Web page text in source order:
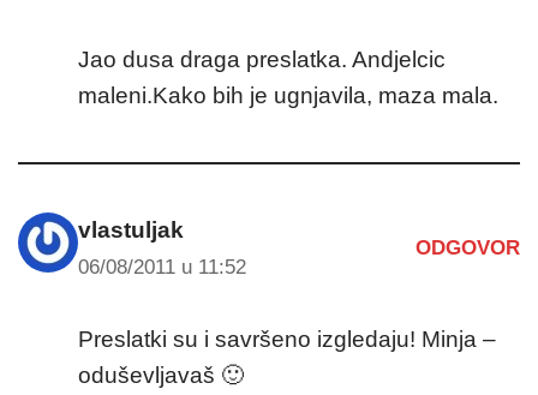
Jao dusa draga preslatka. Andjelcic
maleni.Kako bih je ugnjavila, maza mala.
vlastuljak
06/08/2011 u 11:52
ODGOVOR
Preslatki su i savršeno izgledaju! Minja –
oduševljavaš 🙂